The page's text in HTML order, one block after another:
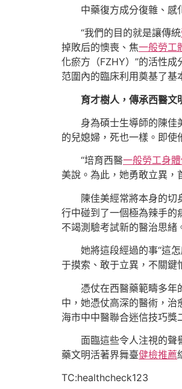
中藥復方成分復雜、感
“我們的目的就是讓傳統
掉敗后的懊喪、焦一般勞工
化瘀方（FZHY）”的活性
范圍內的臨床利用奠基了基
育才樹人，傳承西醫文
身為碩士生導師的陳佳
的兒媳婦，死也一樣。即使
“培育西醫一般勞工身
美說。為此，她勇敢立異，
陳佳美經常將本身的切
行中碰到了一個極為辣手的
不竭測驗考試新的醫治思緒
她將這段經過的事“這
于摸索、敢于立異，不關鍵
憑仗在西醫藥範疇多年
中，她憑仗高深的醫術，
海市中中醫聯合迷信技巧獎
面臨這些令人注視的聲
藥文明活著界舞臺健檢推薦
TC:healthcheck123